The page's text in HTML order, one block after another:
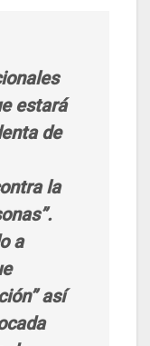
estará
de
la
a
así